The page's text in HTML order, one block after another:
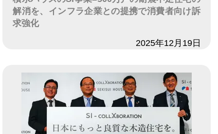
解消を、インフラ企業との提携で消費者向け訴
求強化
2025年12月19日